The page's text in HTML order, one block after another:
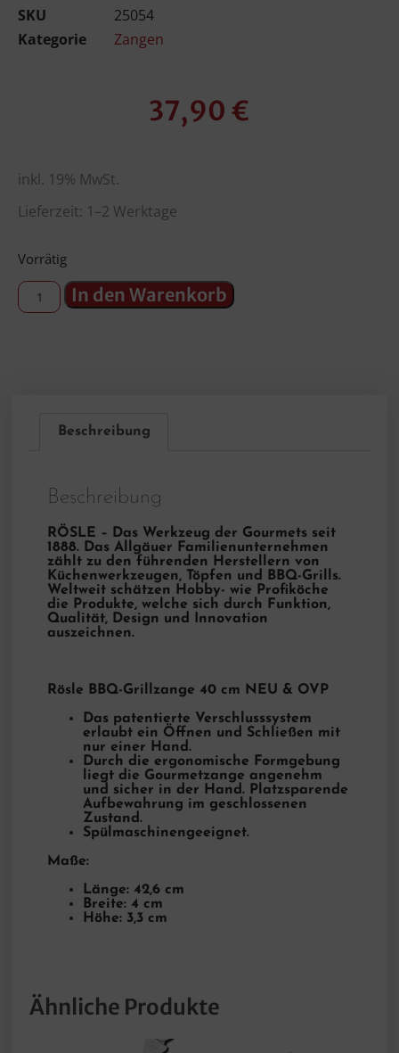
SKU
25054
Kategorie
Zangen
37,90 €
inkl. 19% MwSt.
Lieferzeit: 1–2 Werktage
Vorrätig
In den Warenkorb
Beschreibung
Beschreibung
RÖSLE – Das Werkzeug der Gourmets seit
1888. Das Allgäuer Familienunternehmen
zählt zu den führenden Herstellern von
Küchenwerkzeugen, Töpfen und BBQ-Grills.
Weltweit schätzen Hobby- wie Profiköche
die Produkte, welche sich durch Funktion,
Qualität, Design und Innovation
auszeichnen.
Rösle BBQ-Grillzange 40 cm NEU & OVP
Das patentierte Verschlusssystem
erlaubt ein Öffnen und Schließen mit
nur einer Hand.
Durch die ergonomische Formgebung
liegt die Gourmetzange angenehm
und sicher in der Hand. Platzsparende
Aufbewahrung im geschlossenen
Zustand.
Spülmaschinengeeignet.
Maße:
Länge: 42,6 cm
Breite: 4 cm
Höhe: 3,3 cm
Ähnliche Produkte